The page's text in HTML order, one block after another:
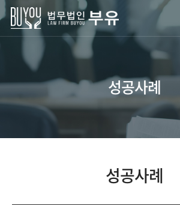
성공사례
성공사례